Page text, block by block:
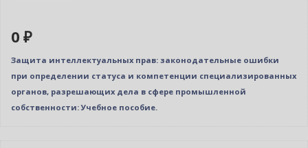
0 ₽
Защита интеллектуальных прав: законодательные ошибки
при определении статуса и компетенции специализированных
органов, разрешающих дела в сфере промышленной
собственности: Учебное пособие.